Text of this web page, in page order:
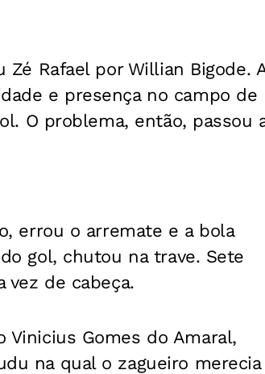
Rafael por Willian Bigode.
e presença no campo de
O problema, então, passou
errou o arremate e a bola
gol, chutou na trave. Sete
de cabeça.
Gomes do Amaral,
na qual o zagueiro merecia